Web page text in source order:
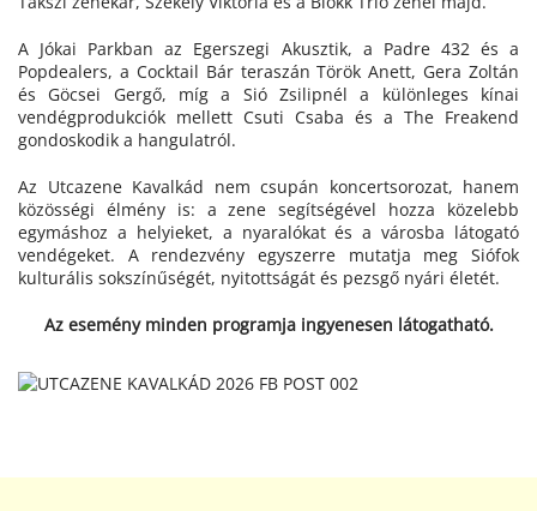
A Jókai Parkban az Egerszegi Akusztik, a Padre 432 és a
Popdealers, a Cocktail Bár teraszán Török Anett, Gera Zoltán
és Göcsei Gergő, míg a Sió Zsilipnél a különleges kínai
vendégprodukciók mellett Csuti Csaba és a The Freakend
gondoskodik a hangulatról.
Az Utcazene Kavalkád nem csupán koncertsorozat, hanem
közösségi élmény is: a zene segítségével hozza közelebb
egymáshoz a helyieket, a nyaralókat és a városba látogató
vendégeket. A rendezvény egyszerre mutatja meg Siófok
kulturális sokszínűségét, nyitottságát és pezsgő nyári életét.
Az esemény minden programja ingyenesen látogatható.